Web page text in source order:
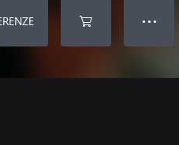
● ● ●